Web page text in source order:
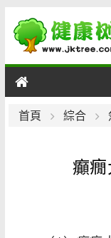
男性
首頁 綜合
癲